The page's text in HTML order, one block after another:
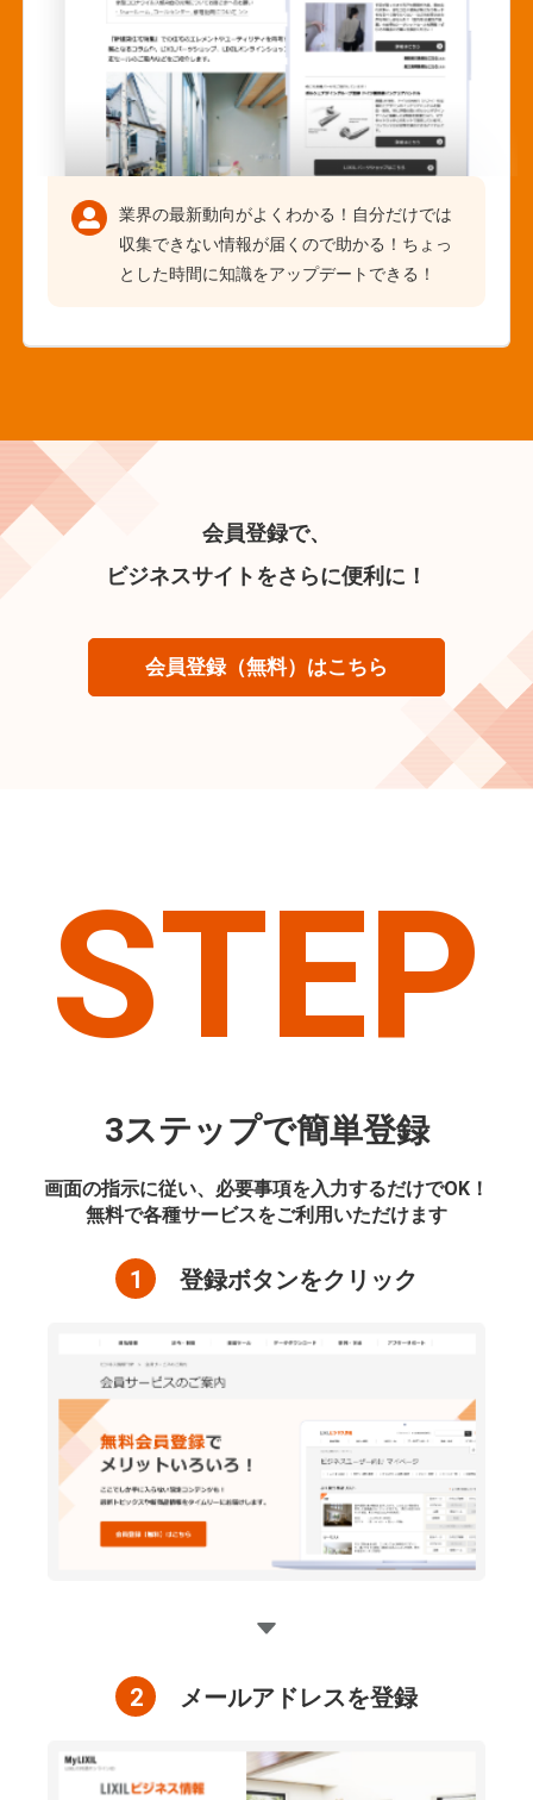
業界の最新動向がよくわかる！自分だけでは
収集できない情報が届くので助かる！ちょっ
とした時間に知識をアップデートできる！
会員登録で、
ビジネスサイトをさらに便利に！
会員登録（無料）はこちら
STEP
3ステップで簡単登録
画面の指示に従い、必要事項を入力するだけでOK！
無料で各種サービスをご利用いただけます
1 登録ボタンをクリック
2 メールアドレスを登録